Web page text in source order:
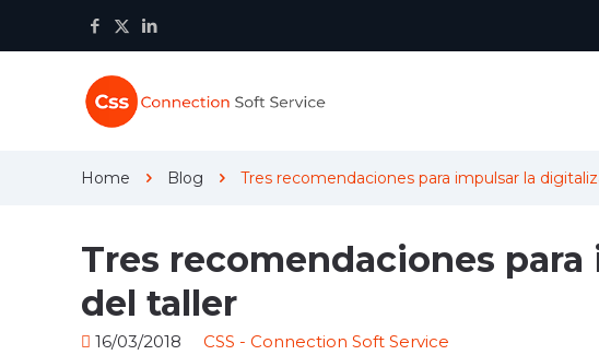
Home Blog Tres recomendaciones para impulsar la
Tres recomendaciones
del taller
16/03/2018 CSS - Connection Soft Service